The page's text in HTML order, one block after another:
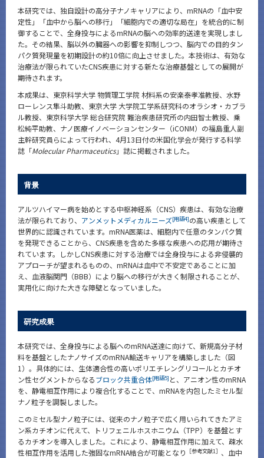
本研究では、独自設計の高分子ナノキャリアにより、mRNAの「血中安
定性」「血中から脳への移行」「細胞内での適切な局在」を統合的に制
御することで、全身投与によるmRNAの脳への効率的送達を実現しまし
た。その結果、脳以外の臓器への影響を抑制しつつ、脳内での目的タン
パク質発現量を初期設計の約10倍に向上させました。本技術は、有効な
治療法が限られていたCNS疾患に対する新たな治療基盤としての展開が
期待されます。
本成果は、東京科学大学 物質理工学院 材料系の安楽泰孝准教授、水野
ローレンス隼斗助教、東京大学 大学院工学系研究科のオラシオ・カブラ
ル教授、東京科学大学 総合研究院 難治疾患研究所の内田智士教授、乗
松純平助教、ナノ医療イノベーションセンター（iCONM）の福島重人副
主幹研究員らによって行われ、4月13日付の米国化学会が発行する科学
誌「Molecular Pharmaceutics」誌に掲載されました。
背景
アルツハイマー病を始めとする中枢神経系（CNS）疾患は、有効な治療
法が限られており、 アンメットメディカルニーズ[用語4]の高い疾患として
世界的に認識されています。mRNA医薬は、細胞内で任意のタンパク質
を発現できることから、CNS疾患を含めた多様な疾患への応用が期待さ
れています。しかしCNS疾患に対する治療では全身投与による非侵襲的
アプローチが望まれるものの、mRNAは血中で不安定であることに加
え、血液脳関門（BBB）により脳への移行が大きく制限されることが、
実用化に向けた大きな障壁となっていました。
研究成果
本研究では、全身投与による脳へのmRNA送達に向けて、新規高分子材
料を基盤としたナノサイズのmRNA輸送キャリアを構築しました（図
1）。具体的には、生体適合性の高いポリエチレングリコールとカチオ
ン性セグメントからなるブロック共重合体[用語5] と、アニオン性のmRNA
を、静電相互作用により複合化することで、mRNAを内包したミセル型
ナノ粒子を調製しました。
このミセル型ナノ粒子には、従来のナノ粒子で広く用いられてきたアミ
ン系カチオンに代えて、トリフェニルホスホニウム（TPP）を基盤とす
るカチオンを導入しました。これにより、静電相互作用に加えて、疎水
性相互作用を活用した強固なmRNA結合が可能となり ［参考文献1］ 、血中